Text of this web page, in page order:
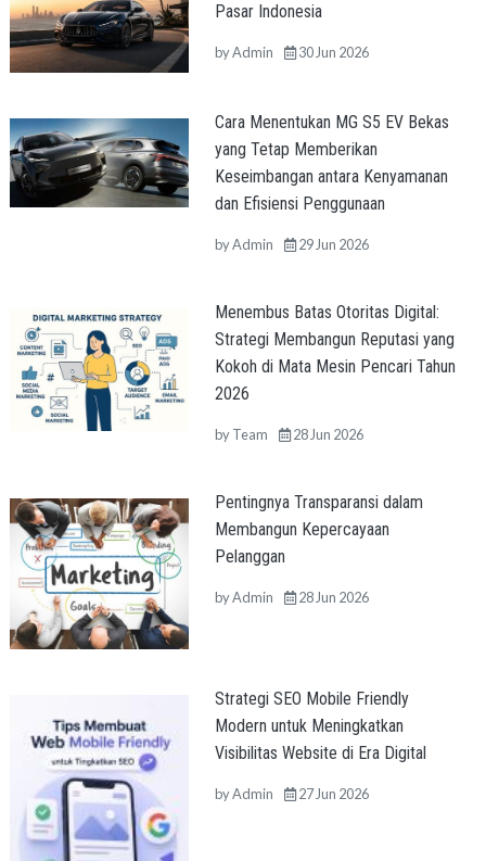
Pasar Indonesia
byAdmin 30 Jun 2026
Cara Menentukan MG S5 EV Bekas
yang Tetap Memberikan
Keseimbangan antara Kenyamanan
dan Efisiensi Penggunaan
byAdmin 29 Jun 2026
Menembus Batas Otoritas Digital:
Strategi Membangun Reputasi yang
Kokoh di Mata Mesin Pencari Tahun
2026
byTeam 28 Jun 2026
Pentingnya Transparansi dalam
Membangun Kepercayaan
Pelanggan
byAdmin 28 Jun 2026
Strategi SEO Mobile Friendly
Modern untuk Meningkatkan
Visibilitas Website di Era Digital
byAdmin 27 Jun 2026